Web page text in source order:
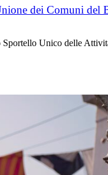
dei Comuni del
Unico delle